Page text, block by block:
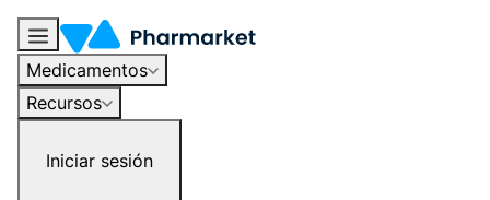
Medicamentos
Recursos
Iniciar sesión